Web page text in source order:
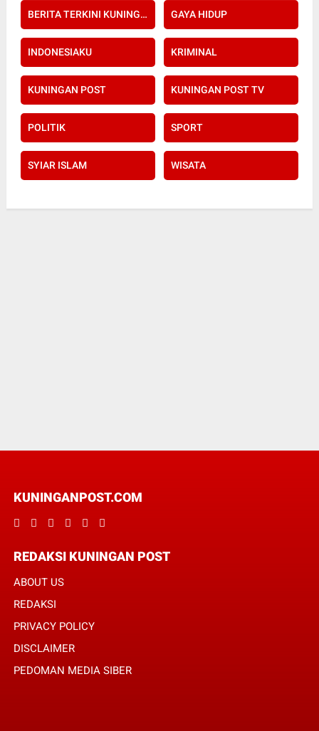
BERITA TERKINI KUNINGAN POST GAYA HIDUP
INDONESIAKU KRIMINAL
KUNINGAN POST KUNINGAN POST TV
POLITIK SPORT
SYIAR ISLAM WISATA
KUNINGANPOST.COM
REDAKSI KUNINGAN POST
ABOUT US
REDAKSI
PRIVACY POLICY
DISCLAIMER
PEDOMAN MEDIA SIBER